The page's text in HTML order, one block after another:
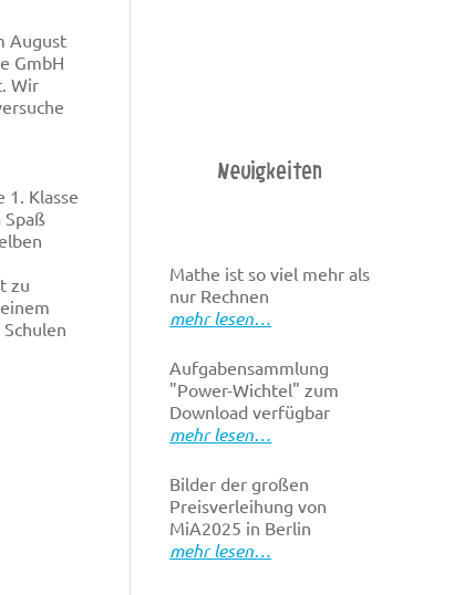
August
GmbH
Wir
Klasse
zu
Neuigkeiten
Mathe ist so viel mehr als
nur Rechnen
mehr lesen…
Aufgabensammlung
"Power-Wichtel" zum
Download verfügbar
mehr lesen…
Bilder der großen
Preisverleihung von
MiA2025 in Berlin
mehr lesen…